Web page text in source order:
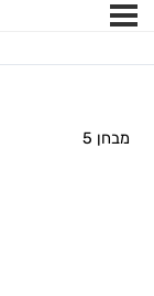
מבחן 5